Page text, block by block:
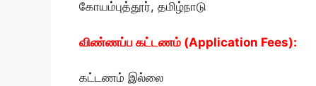
கோயம்புத்தூர், தமிழ்நாடு
விண்ணப்ப கட்டணம் (Application Fees):
கட்டணம் இல்லை